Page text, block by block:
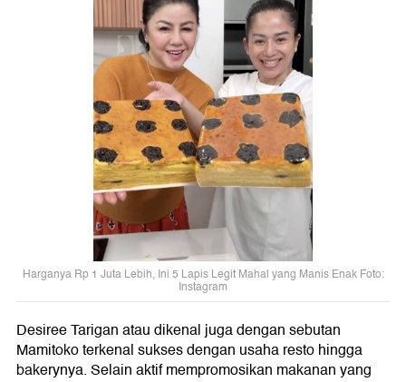
Harganya Rp 1 Juta Lebih, Ini 5 Lapis Legit Mahal yang Manis Enak Foto:
Instagram
Desiree Tarigan atau dikenal juga dengan sebutan
Mamitoko terkenal sukses dengan usaha resto hingga
bakerynya. Selain aktif mempromosikan makanan yang